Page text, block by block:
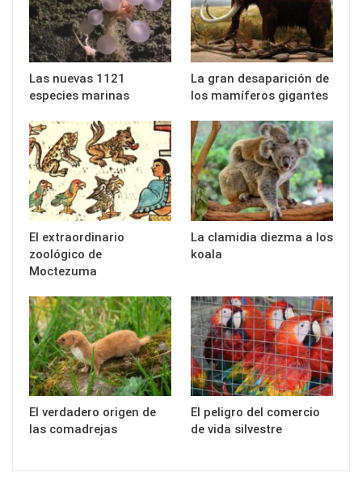
Las nuevas 1121
especies marinas
La gran desaparición de
los mamíferos gigantes
El extraordinario
zoológico de
Moctezuma
La clamidia diezma a los
koala
El verdadero origen de
las comadrejas
El peligro del comercio
de vida silvestre